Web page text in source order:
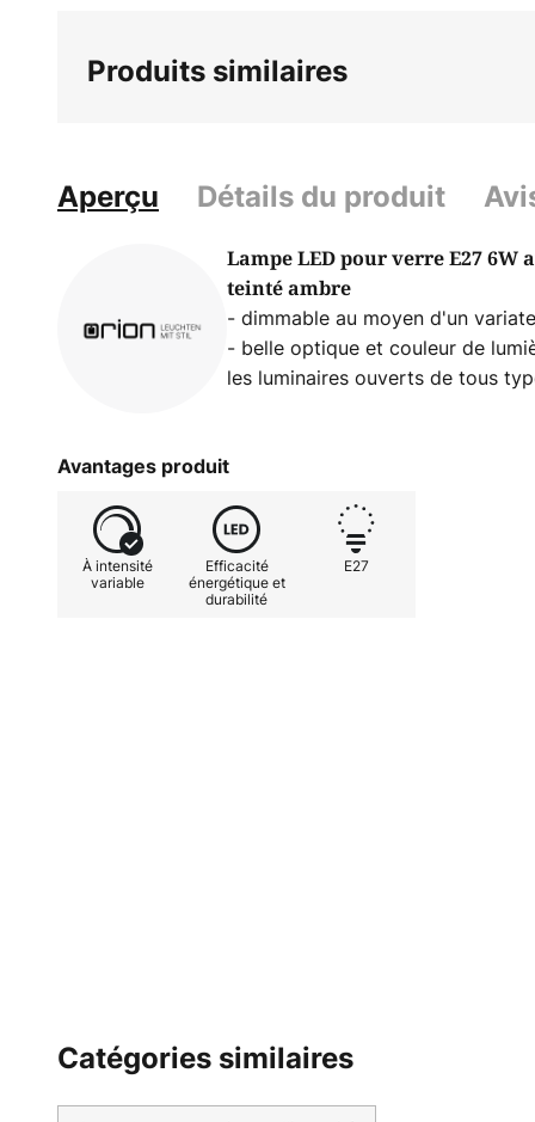
Produits similaires
Aperçu Détails du produit
Lampe LED pour verre E27 6W
teinté ambre
- dimmable au moyen d'un
- belle optique et couleur de
les luminaires ouverts de tous
Avantages produit
À intensité
variable
Efficacité
énergétique et
durabilité
E27
Catégories similaires